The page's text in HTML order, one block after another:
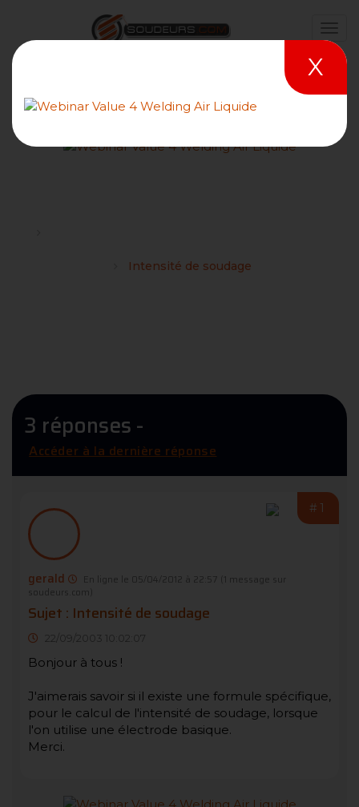
Intensité de soudage
3 réponses -
Accéder à la dernière réponse
#1
gerald En ligne le 05/04/2012 à 22:57 (1 message sur
soudeurs.com)
Sujet : Intensité de soudage
22/09/2003 10:02:07
Bonjour à tous !
J'aimerais savoir si il existe une formule spécifique,
pour le calcul de l'intensité de soudage, lorsque
l'on utilise une électrode basique.
Merci.
X